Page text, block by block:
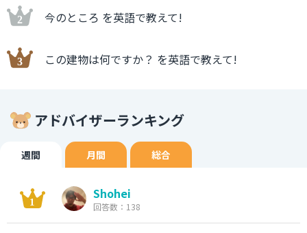
今のところ を英語で教えて!
この建物は何ですか？ を英語で教えて!
アドバイザーランキング
週間 月間 総合
Shohei
回答数：138